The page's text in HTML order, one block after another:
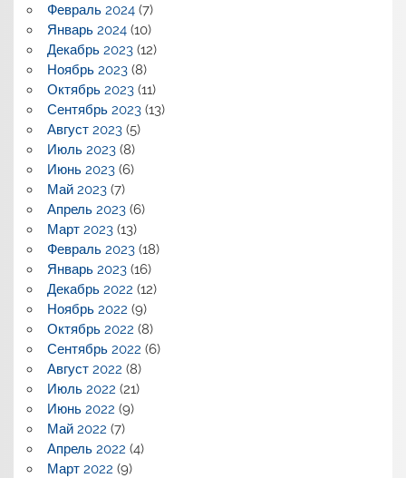
Февраль 2024(7)
Январь 2024(10)
Декабрь 2023(12)
Ноябрь 2023(8)
Октябрь 2023(11)
Сентябрь 2023(13)
Август 2023(5)
Июль 2023(8)
Июнь 2023(6)
Май 2023(7)
Апрель 2023(6)
Март 2023(13)
Февраль 2023(18)
Январь 2023(16)
Декабрь 2022 (12)
Ноябрь 2022 (9)
Октябрь 2022 (8)
Сентябрь 2022 (6)
Август 2022 (8)
Июль 2022 (21)
Июнь 2022 (9)
Май 2022 (7)
Апрель 2022 (4)
Март 2022 (9)